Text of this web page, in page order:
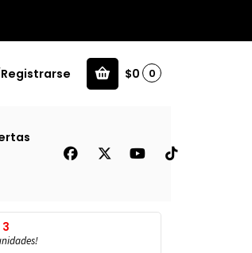
$0 0
-
3